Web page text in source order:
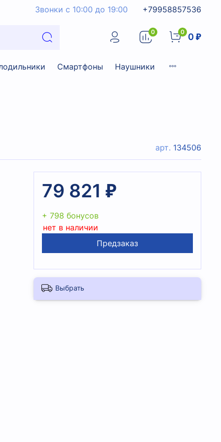
Звонки с 10:00 до 19:00 +79958857536
0 0 0 ₽
Смартфоны Наушники
арт. 134506
79 821 ₽
+ 798 бонусов
нет в наличии
Предзаказ
Выбрать